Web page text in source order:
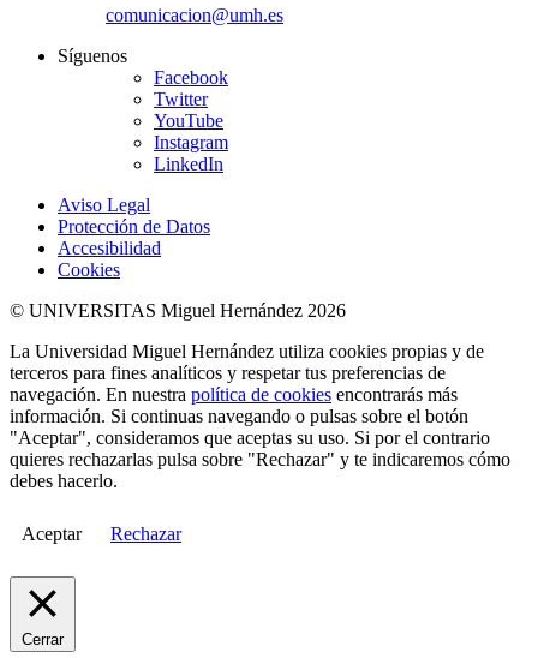
comunicacion@umh.es
Síguenos
Facebook
Twitter
YouTube
Instagram
LinkedIn
Aviso Legal
Protección de Datos
Accesibilidad
Cookies
© UNIVERSITAS Miguel Hernández 2026
La Universidad Miguel Hernández utiliza cookies propias y de
terceros para fines analíticos y respetar tus preferencias de
navegación. En nuestra política de cookies encontrarás más
información. Si continuas navegando o pulsas sobre el botón
"Aceptar", consideramos que aceptas su uso. Si por el contrario
quieres rechazarlas pulsa sobre "Rechazar" y te indicaremos cómo
debes hacerlo.
Aceptar Rechazar
Cerrar